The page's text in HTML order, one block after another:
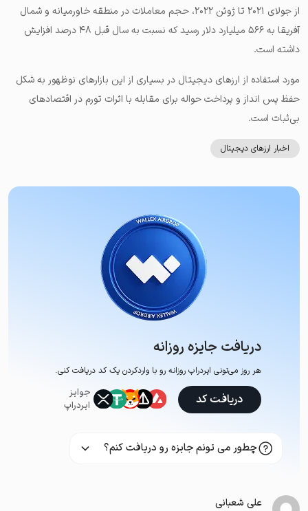
از جولای ۲۰۲۱ تا ژوئن ۲۰۲۲، حجم معاملات در منطقه خاورمیانه و شمال
آفریقا به ۵۶۶ میلیارد دلار رسید که نسبت به سال قبل ۴۸ درصد افزایش
داشته است.
مورد استفاده از ارزهای دیجیتال در بسیاری از این بازارهای نوظهور به شکل
حفظ پس انداز و پرداخت حواله برای مقابله با اثرات تورم در اقتصادهای
بی‌ثبات است.
اخبار ارزهای دیجیتال
دریافت جایزه روزانه
هر روز می‌تونی ایردراپ روزانه رو با وارد‌کردن یک کد دریافت کنی.
جوایز
ایردراپ
دریافت کد
چطور می تونم جایزه رو دریافت کنم؟
علی شعبانی